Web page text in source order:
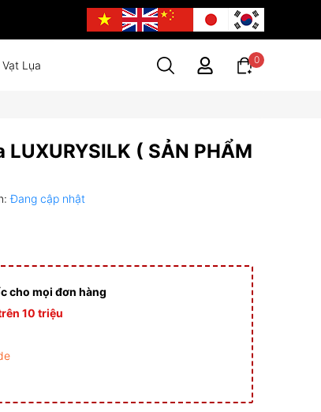
Vạt Lụa 0
( SẢN PHẨM
Đang cập nhật
cho mọi đơn hàng
10 triệu